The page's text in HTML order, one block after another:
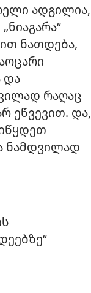
ადგილია,
ნათდება,
და
რაღაც
ეწვევით. და,
ნამდვილად